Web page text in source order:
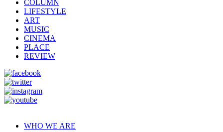
COLUMN
LIFESTYLE
ART
MUSIC
CINEMA
PLACE
REVIEW
WHO WE ARE